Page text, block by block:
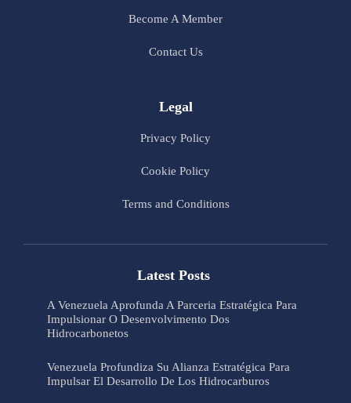
Become A Member
Contact Us
Legal
Privacy Policy
Cookie Policy
Terms and Conditions
Latest Posts
A Venezuela Aprofunda A Parceria Estratégica Para
Impulsionar O Desenvolvimento Dos
Hidrocarbonetos
Venezuela Profundiza Su Alianza Estratégica Para
Impulsar El Desarrollo De Los Hidrocarburos